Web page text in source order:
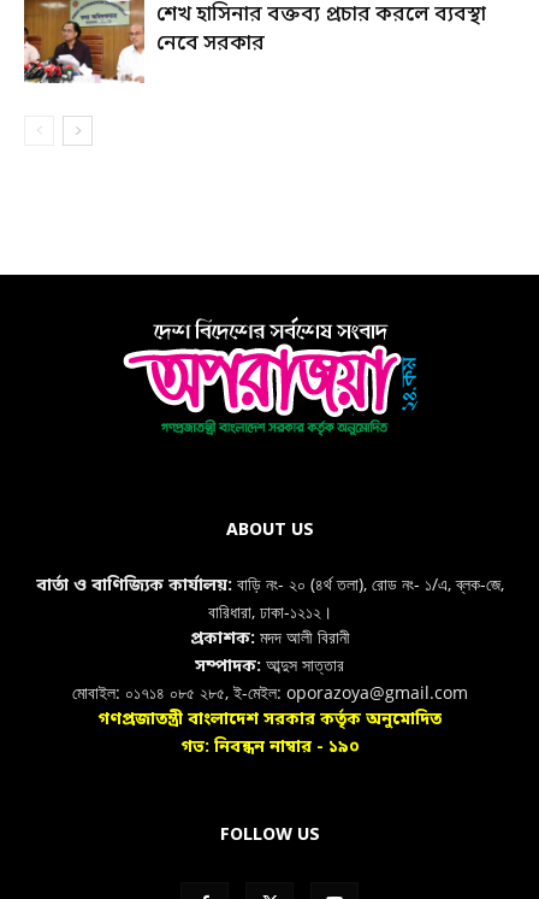
শেখ হাসিনার বক্তব্য প্রচার করলে ব্যবস্থা
নেবে সরকার
ABOUT US
বার্তা ও বাণিজ্যিক কার্যালয়: বাড়ি নং- ২০ (৪র্থ তলা), রোড নং- ১/এ, ব্লক-জে,
বারিধারা, ঢাকা-১২১২।
প্রকাশক:মদদ আলী বিরানী
সম্পাদক: আব্দুস সাত্তার
মোবাইল: ০১৭১৪ ০৮৫ ২৮৫, ই-মেইল: oporazoya@gmail.com
গণপ্রজাতন্ত্রী বাংলাদেশ সরকার কর্তৃক অনুমোদিত
গভ: নিবন্ধন নাম্বার - ১৯০
FOLLOW US